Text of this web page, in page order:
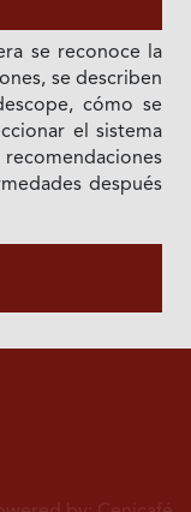
se reconoce la
se describen
cómo se
el sistema
después